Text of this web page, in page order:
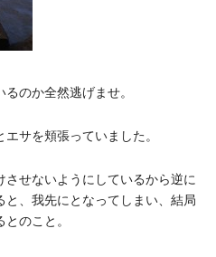
のか全然逃げませ。
サを頬張っていました。
させないようにしているから逆に
と、我先にとなってしまい、結局
のこと。